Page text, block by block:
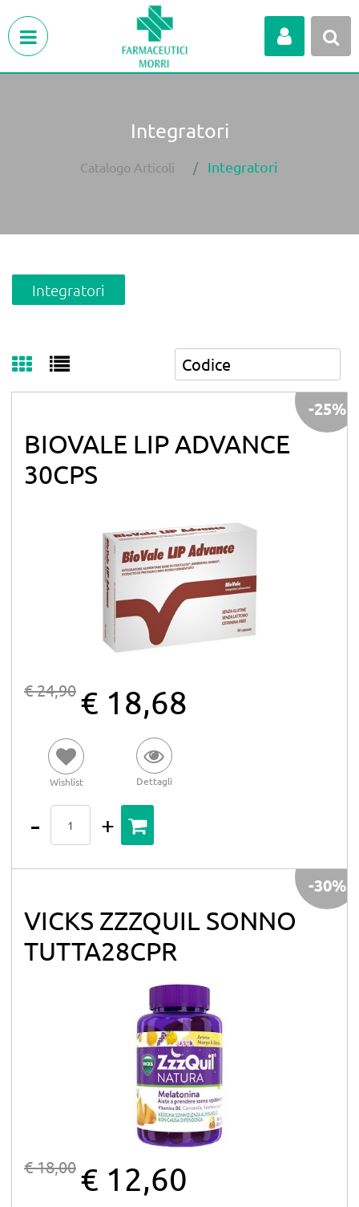
Integratori
Catalogo Articoli Integratori
Integratori
BIOVALE LIP ADVANCE
30CPS
€ 24,90 € 18,68
Wishlist Dettagli
-25%
VICKS ZZZQUIL SONNO
TUTTA28CPR
€ 18,00 € 12,60
-30%